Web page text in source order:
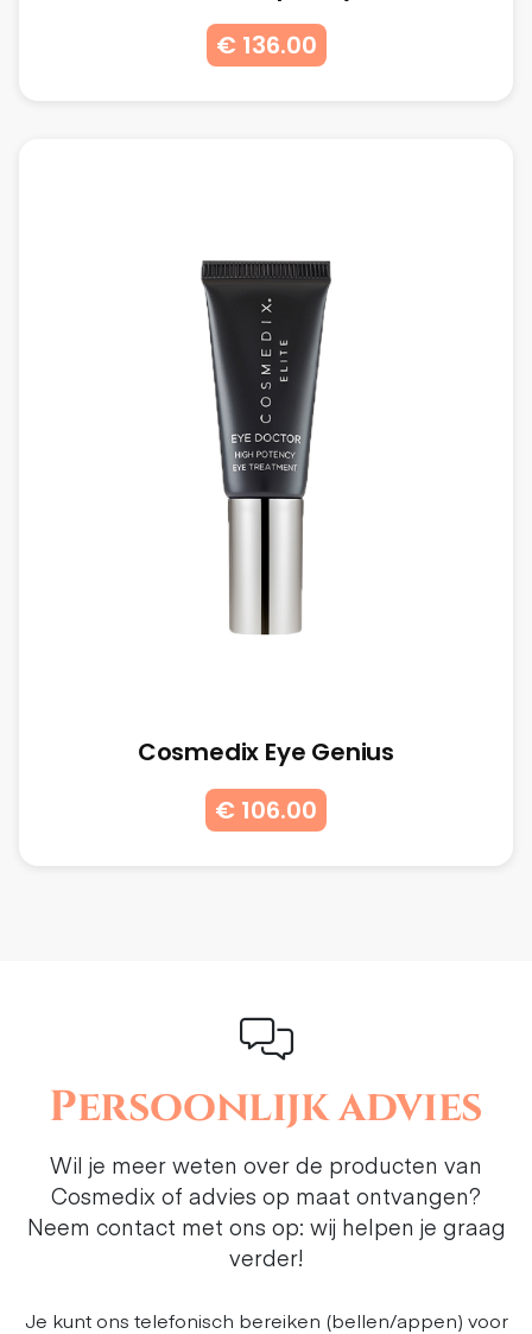
€ 136.00
Cosmedix Eye Genius
€ 106.00
Persoonlijk advies
Wil je meer weten over de producten van
Cosmedix of advies op maat ontvangen?
Neem contact met ons op: wij helpen je graag
verder!
Je kunt ons telefonisch bereiken (bellen/appen) voor